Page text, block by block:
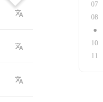
07
08
●
10
11